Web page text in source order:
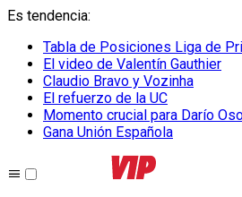
Es tendencia:
Tabla de Posiciones Liga de
El video de Valentín Gauthier
Claudio Bravo y Vozinha
El refuerzo de la UC
Momento crucial para Darío
Gana Unión Española